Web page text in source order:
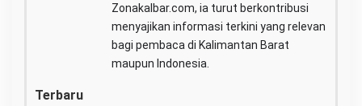
Zonakalbar.com, ia turut berkontribusi
menyajikan informasi terkini yang relevan
bagi pembaca di Kalimantan Barat
maupun Indonesia.
Terbaru